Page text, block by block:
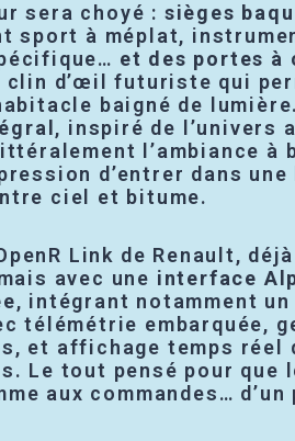
sera choyé : sièges
sport à méplat,
et des portes à
clin d’œil futuriste qui
baigné de
, inspiré de l’univers
l’ambiance à
d’entrer dans une
ciel et bitume.
Link de Renault,
avec une interface
, intégrant notamment un
télémétrie embarquée,
et affichage temps réel
Le tout pensé pour que
aux commandes…